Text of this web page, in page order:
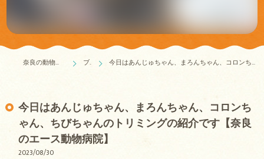
奈良の動物病院はエース動物病院 ブログ 今日はあんじゅちゃん、まろんちゃん、コロンちゃん、ちびちゃんのトリミングの紹介です【奈良のエース動物病院】
今日はあんじゅちゃん、まろんちゃん、コロンち
ゃん、ちびちゃんのトリミングの紹介です【奈良
のエース動物病院】
2023/08/30